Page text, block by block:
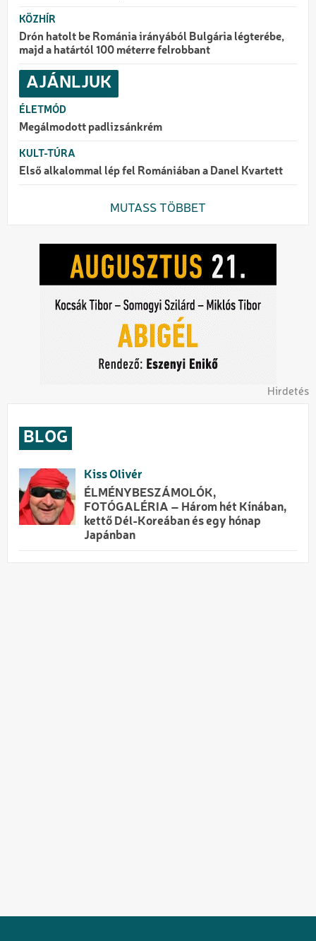
KÖZHÍR
Drón hatolt be Románia irányából Bulgária légterébe,
majd a határtól 100 méterre felrobbant
AJÁNLJUK
ÉLETMÓD
Megálmodott padlizsánkrém
KULT-TÚRA
Első alkalommal lép fel Romániában a Danel Kvartett
MUTASS TÖBBET
Hirdetés
BLOG
Kiss Olivér
ÉLMÉNYBESZÁMOLÓK,
FOTÓGALÉRIA – Három hét Kínában,
kettő Dél-Koreában és egy hónap
Japánban